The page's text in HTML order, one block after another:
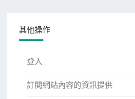
其他操作
登入
訂閱網站內容的資訊提供